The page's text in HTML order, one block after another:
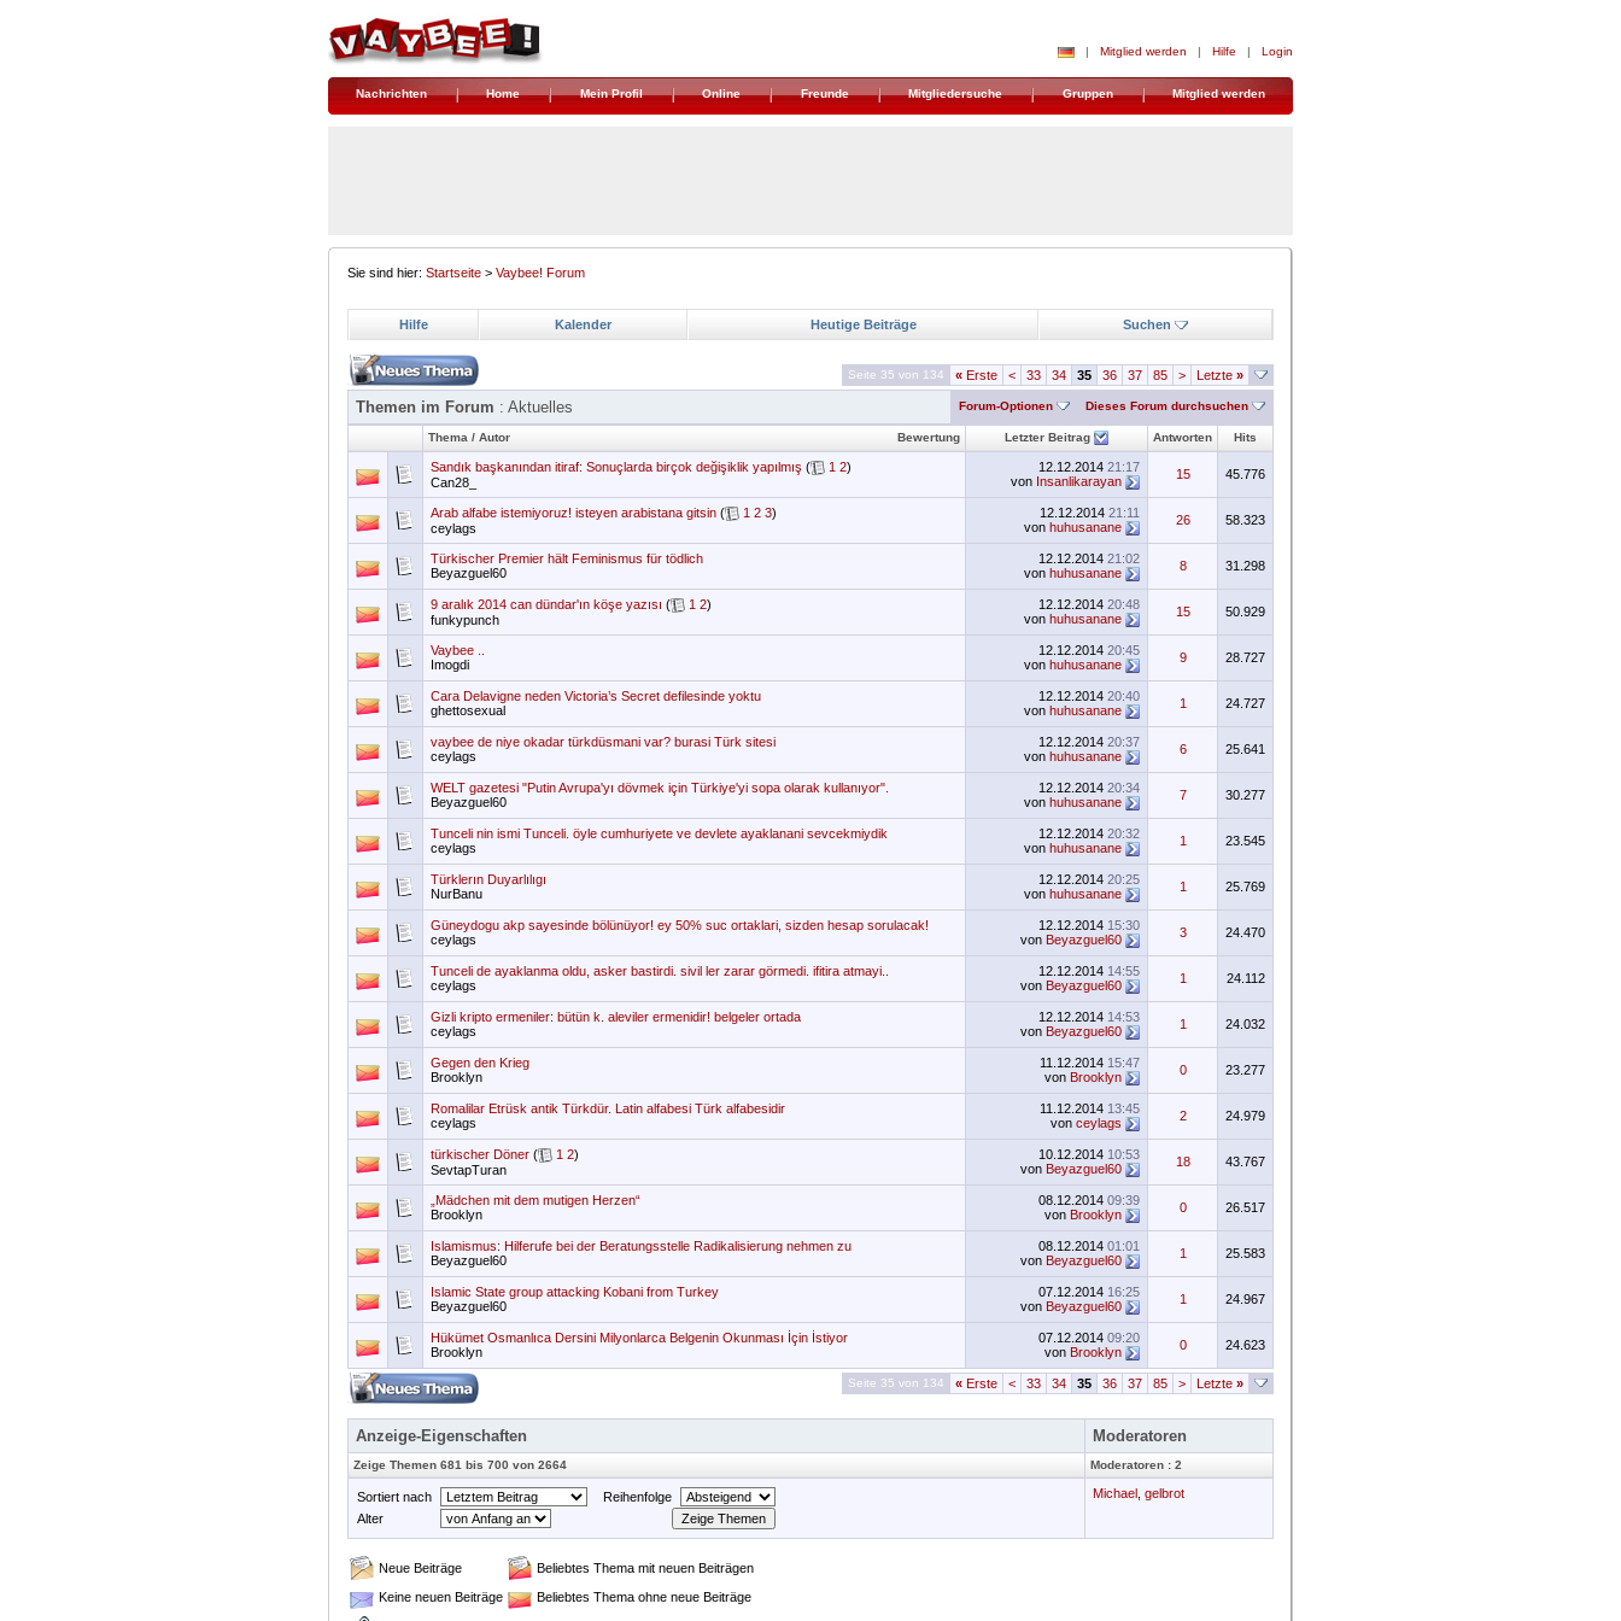
| Mitglied werden | Hilfe | Login
Nachrichten Home Mein Profil Online Freunde Mitgliedersuche Gruppen Mitglied werden
Sie sind hier: Startseite > Vaybee! Forum
Hilfe Kalender Heutige Beiträge Suchen
Seite 35 von 134 « Erste < 33 34 35 36 37 85 > Letzte »
Themen im Forum : Aktuelles Forum-Optionen Dieses Forum durchsuchen
Bewertung
Thema / Autor Letzter Beitrag Antworten Hits
Sandık başkanından itiraf: Sonuçlarda birçok değişiklik yapılmış ( 1 2)
Can28_
12.12.2014 21:17
von Insanlikarayan 15 45.776
Arab alfabe istemiyoruz! isteyen arabistana gitsin ( 1 2 3)
ceylags
12.12.2014 21:11
von huhusanane 26 58.323
Türkischer Premier hält Feminismus für tödlich
Beyazguel60
12.12.2014 21:02
von huhusanane 8 31.298
9 aralık 2014 can dündar'ın köşe yazısı ( 1 2)
funkypunch
12.12.2014 20:48
von huhusanane 15 50.929
Vaybee ..
Imogdi
12.12.2014 20:45
von huhusanane 9 28.727
Cara Delavigne neden Victoria’s Secret defilesinde yoktu
ghettosexual
12.12.2014 20:40
von huhusanane 1 24.727
vaybee de niye okadar türkdüsmani var? burasi Türk sitesi
ceylags
12.12.2014 20:37
von huhusanane 6 25.641
WELT gazetesi "Putin Avrupa'yı dövmek için Türkiye'yi sopa olarak kullanıyor".
Beyazguel60
12.12.2014 20:34
von huhusanane 7 30.277
Tunceli nin ismi Tunceli. öyle cumhuriyete ve devlete ayaklanani sevcekmiydik
ceylags
12.12.2014 20:32
von huhusanane 1 23.545
Türklerın Duyarlılıgı
NurBanu
12.12.2014 20:25
von huhusanane 1 25.769
Güneydogu akp sayesinde bölünüyor! ey 50% suc ortaklari, sizden hesap sorulacak!
ceylags
12.12.2014 15:30
von Beyazguel60 3 24.470
Tunceli de ayaklanma oldu, asker bastirdi. sivil ler zarar görmedi. ifitira atmayi..
ceylags
12.12.2014 14:55
von Beyazguel60 1 24.112
Gizli kripto ermeniler: bütün k. aleviler ermenidir! belgeler ortada
ceylags
12.12.2014 14:53
von Beyazguel60 1 24.032
Gegen den Krieg
Brooklyn
11.12.2014 15:47
von Brooklyn 0 23.277
Romalilar Etrüsk antik Türkdür. Latin alfabesi Türk alfabesidir
ceylags
11.12.2014 13:45
von ceylags 2 24.979
türkischer Döner ( 1 2)
SevtapTuran
10.12.2014 10:53
von Beyazguel60 18 43.767
„Mädchen mit dem mutigen Herzen“
Brooklyn
08.12.2014 09:39
von Brooklyn 0 26.517
Islamismus: Hilferufe bei der Beratungsstelle Radikalisierung nehmen zu
Beyazguel60
08.12.2014 01:01
von Beyazguel60 1 25.583
Islamic State group attacking Kobani from Turkey
Beyazguel60
07.12.2014 16:25
von Beyazguel60 1 24.967
Hükümet Osmanlıca Dersini Milyonlarca Belgenin Okunması İçin İstiyor
Brooklyn
07.12.2014 09:20
von Brooklyn 0 24.623
Seite 35 von 134 « Erste < 33 34 35 36 37 85 > Letzte »
Anzeige-Eigenschaften Moderatoren
Zeige Themen 681 bis 700 von 2664 Moderatoren : 2
Sortiert nach
Reihenfolge
Alter
Michael gelbrot
Neue Beiträge
Beliebtes Thema mit neuen Beiträgen
Keine neuen Beiträge
Beliebtes Thema ohne neue Beiträge